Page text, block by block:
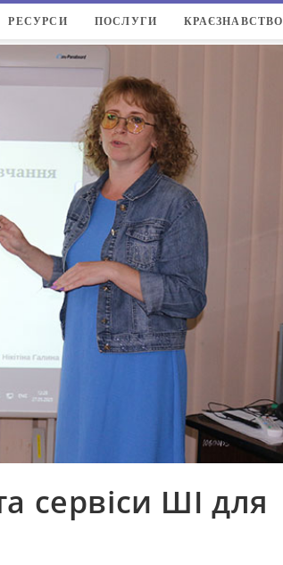
РЕСУРСИ ПОСЛУГИ КРАЄЗНАВСТВО
сервіси ШІ для